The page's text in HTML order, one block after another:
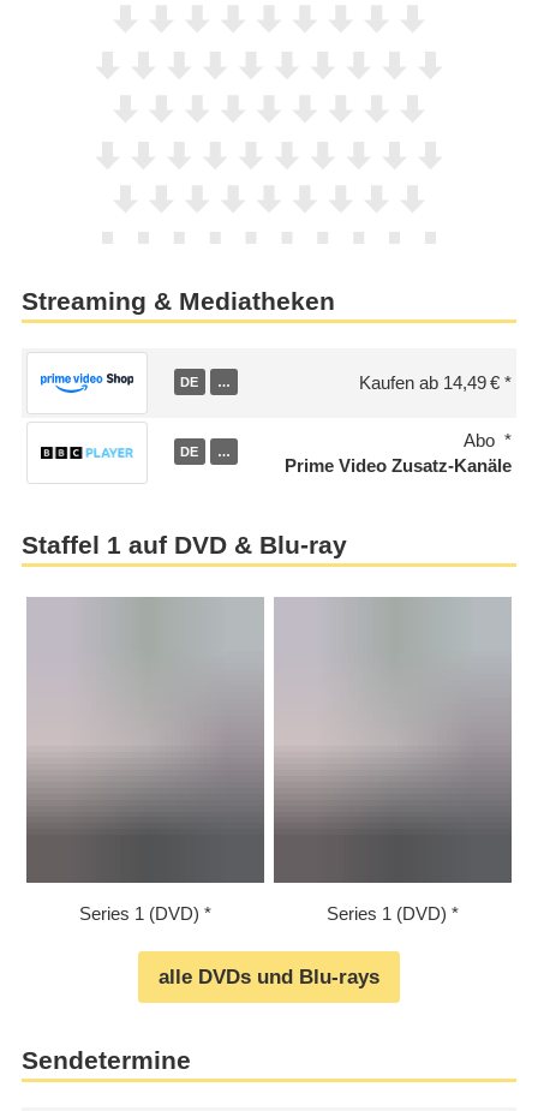
Streaming & Mediatheken
DE … Kaufen ab 14,49 €
DE …
Abo
Prime Video Zusatz-Kanäle
Staffel 1 auf DVD & Blu-ray
Series 1 (DVD) Series 1 (DVD)
alle DVDs und Blu-rays
Sendetermine